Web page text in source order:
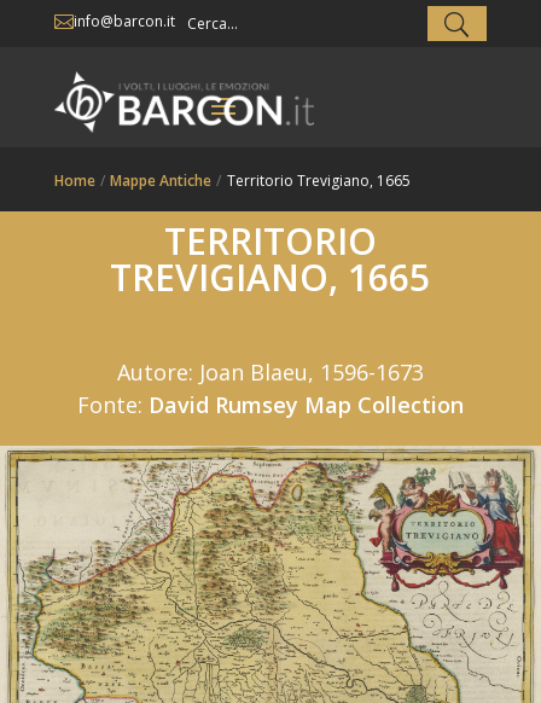
info@barcon.it
Home / Mappe Antiche / Territorio Trevigiano, 1665
TERRITORIO
TREVIGIANO, 1665
Autore: Joan Blaeu, 1596-1673
Fonte: David Rumsey Map Collection